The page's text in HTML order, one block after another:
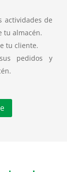
actividades de
tu almacén.
tu cliente.
pedidos y